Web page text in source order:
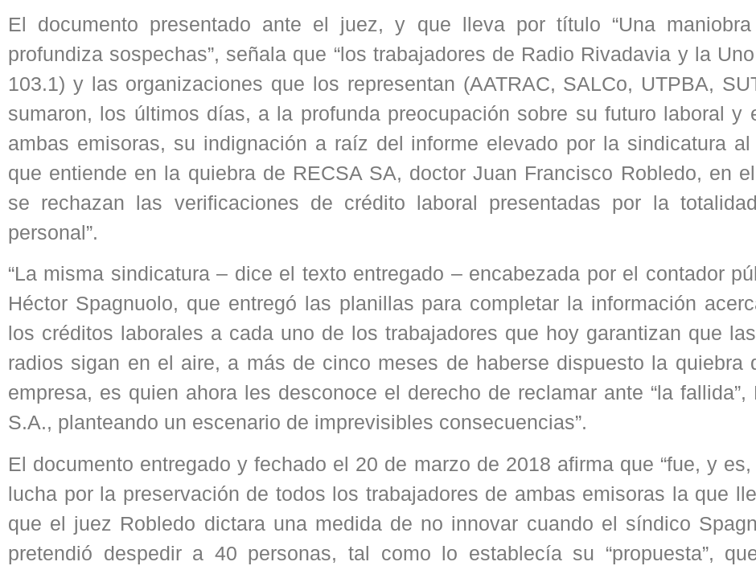
El documento presentado ante el juez, y que lleva por título “Una
profundiza sospechas”, señala que “los trabajadores de Radio Rivadavia y la
103.1) y las organizaciones que los representan (AATRAC, SALCo, UTPBA,
sumaron, los últimos días, a la profunda preocupación sobre su futuro laboral y
ambas emisoras, su indignación a raíz del informe elevado por la sindicatura al
que entiende en la quiebra de RECSA SA, doctor Juan Francisco Robledo, en
se rechazan las verificaciones de crédito laboral presentadas por la
personal”.
“La misma sindicatura – dice el texto entregado – encabezada por el contador
Héctor Spagnuolo, que entregó las planillas para completar la información
los créditos laborales a cada uno de los trabajadores que hoy garantizan que
radios sigan en el aire, a más de cinco meses de haberse dispuesto la quiebra
empresa, es quien ahora les desconoce el derecho de reclamar ante “la fallida”,
S.A., planteando un escenario de imprevisibles consecuencias”.
El documento entregado y fechado el 20 de marzo de 2018 afirma que “fue, y
lucha por la preservación de todos los trabajadores de ambas emisoras la que
que el juez Robledo dictara una medida de no innovar cuando el síndico
pretendió despedir a 40 personas, tal como lo establecía su “propuesta”,